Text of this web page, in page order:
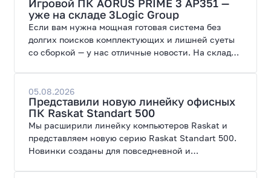
Игровой ПК AORUS PRIME 3 AP351 —
уже на складе 3Logic Group
Если вам нужна мощная готовая система без
долгих поисков комплектующих и лишней суеты
со сборкой — у нас отличные новости. На склад
современных игр и работы с нейросетями.
05.08.2026
Представили новую линейку офисных
ПК Raskat Standart 500
Мы расширили линейку компьютеров Raskat и
представляем новую серию Raskat Standart 500.
Новинки созданы для повседневной и